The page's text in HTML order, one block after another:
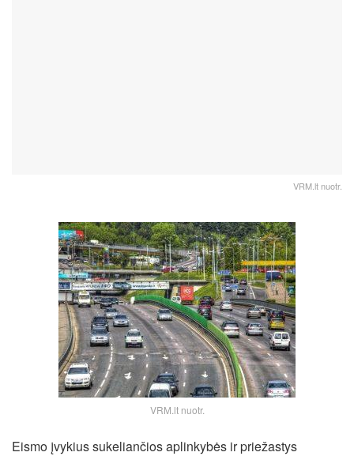
VRM.lt nuotr.
VRM.lt nuotr.
Eismo įvykius sukeliančios aplinkybės ir priežastys